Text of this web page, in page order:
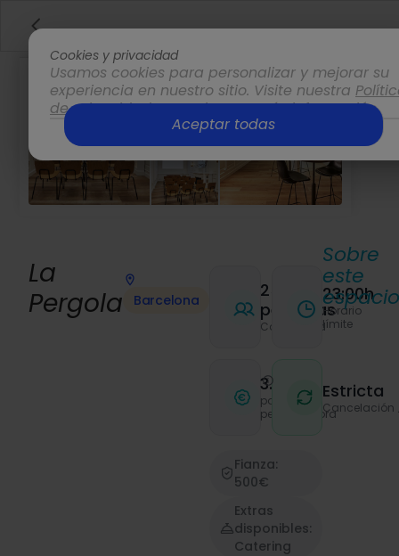
La
Pergola
Barcelona
25
personas
Capacidad
23:00h
Horario
límite
3.68€
por
persona/hora
Estricta
Cancelación
Fianza:
500€
Extras
disponibles:
Catering
Sobre
este
Cookies y privacidad
Usamos cookies para personalizar y mejorar su
experiencia en nuestro sitio. Visite nuestra
de privacidadpara obtener más información.
Opciones
Aceptar todas